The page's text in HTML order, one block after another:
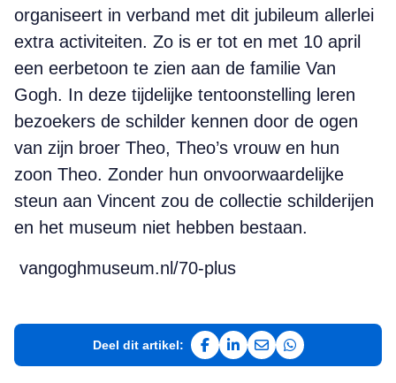
organiseert in verband met dit jubileum allerlei
extra activiteiten. Zo is er tot en met 10 april
een eerbetoon te zien aan de familie Van
Gogh. In deze tijdelijke tentoonstelling leren
bezoekers de schilder kennen door de ogen
van zijn broer Theo, Theo’s vrouw en hun
zoon Theo. Zonder hun onvoorwaardelijke
steun aan Vincent zou de collectie schilderijen
en het museum niet hebben bestaan.
vangoghmuseum.nl/70-plus
Deel dit artikel:
Deel op Facebook
Deel op LinkedIn
Deel via e-mail
Deel via